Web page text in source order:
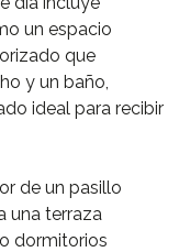
un espacio
que
y un baño,
ideal para recibir
de un pasillo
una terraza
dormitorios